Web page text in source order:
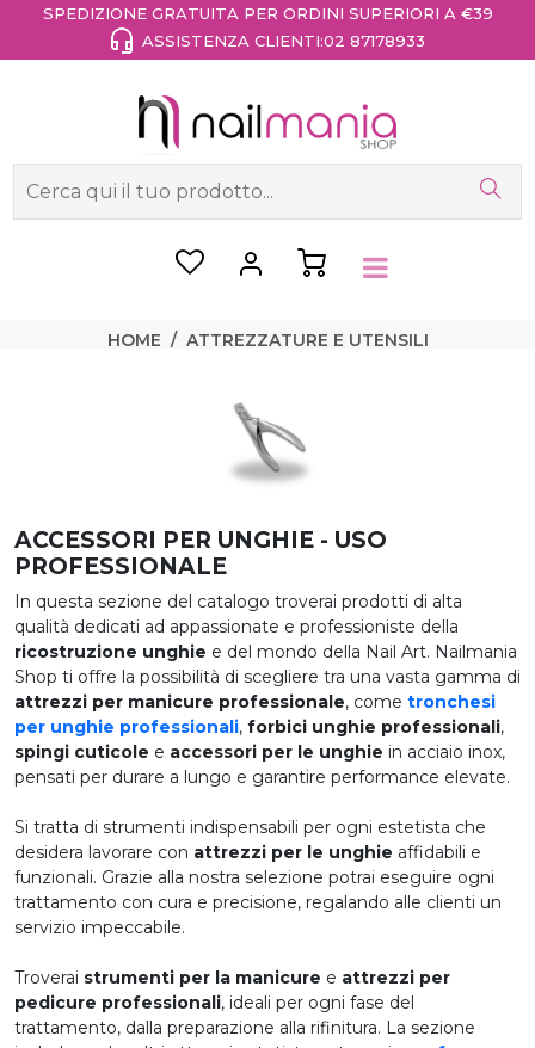
SPEDIZIONE GRATUITA PER ORDINI SUPERIORI A €39
ASSISTENZA CLIENTI:02 87178933
HOME ATTREZZATURE E UTENSILI
ACCESSORI PER UNGHIE - USO
PROFESSIONALE
In questa sezione del catalogo troverai prodotti di alta
qualità dedicati ad appassionate e professioniste della
ricostruzione unghie e del mondo della Nail Art. Nailmania
Shop ti offre la possibilità di scegliere tra una vasta gamma di
attrezzi per manicure professionale, come tronchesi
per unghie professionali, forbici unghie professionali,
spingi cuticole e accessori per le unghie in acciaio inox,
pensati per durare a lungo e garantire performance elevate.
Si tratta di strumenti indispensabili per ogni estetista che
desidera lavorare con attrezzi per le unghie affidabili e
funzionali. Grazie alla nostra selezione potrai eseguire ogni
trattamento con cura e precisione, regalando alle clienti un
servizio impeccabile.
Troverai strumenti per la manicure e attrezzi per
pedicure professionali, ideali per ogni fase del
trattamento, dalla preparazione alla rifinitura. La sezione